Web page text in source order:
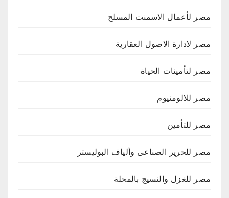
مصر لأعمال الاسمنت المسلح
مصر لادارة الاصول العقارية
مصر لتأمينات الحياة
مصر للالومنيوم
مصر للتأمين
مصر للحرير الصناعى وألياف البوليستر
مصر للغزل والنسيج بالمحلة